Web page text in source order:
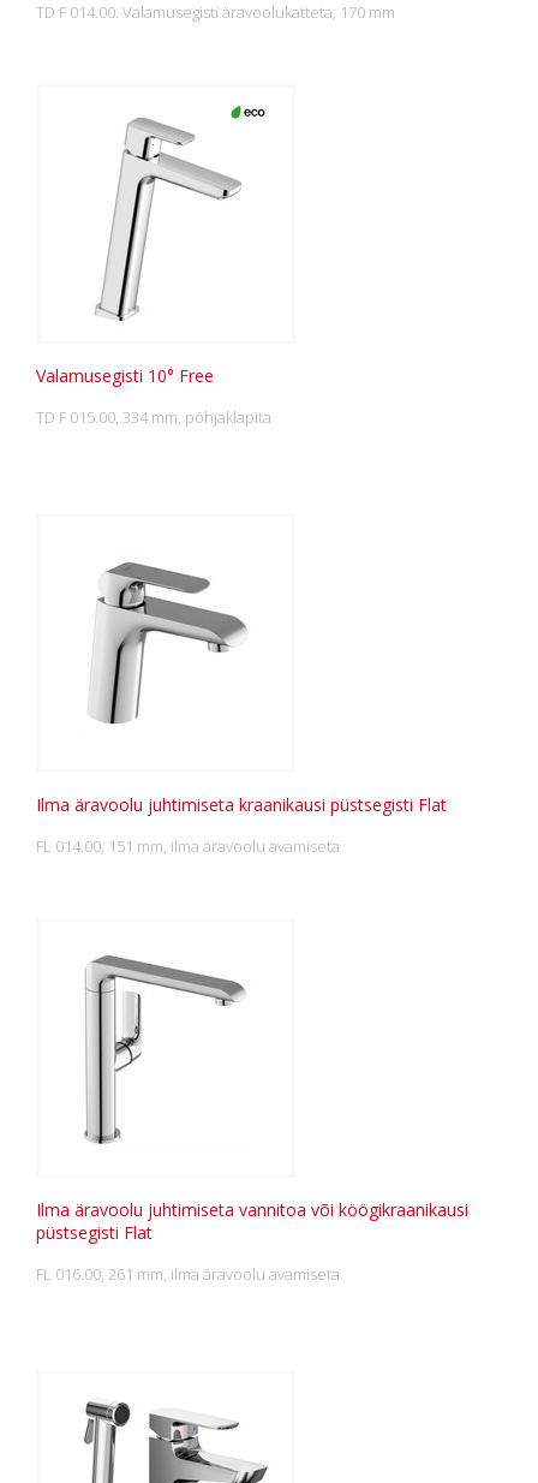
TD F 014.00. Valamusegisti äravoolukatteta, 170 mm
Valamusegisti 10° Free
TD F 015.00, 334 mm, põhjaklapita
Ilma äravoolu juhtimiseta kraanikausi püstsegisti Flat
FL 014.00, 151 mm, ilma äravoolu avamiseta
Ilma äravoolu juhtimiseta vannitoa või köögikraanikausi
püstsegisti Flat
FL 016.00, 261 mm, ilma äravoolu avamiseta